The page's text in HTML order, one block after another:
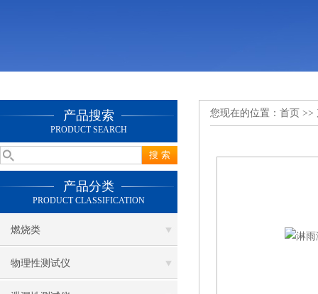
产品搜索
PRODUCT SEARCH
产品分类
PRODUCT CLASSIFICATION
燃烧类
物理性测试仪
您现在的位置： 首页 >>